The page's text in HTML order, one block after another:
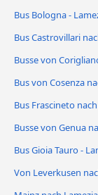
Bus Bologna -
Bus Castrovillari
Busse von
Bus von Cosenza
Bus Frascineto
Busse von Genua
Bus Gioia Tauro -
Von Leverkusen